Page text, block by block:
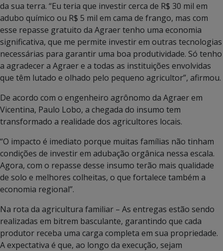
da sua terra. “Eu teria que investir cerca de R$ 30 mil em
adubo químico ou R$ 5 mil em cama de frango, mas com
esse repasse gratuito da Agraer tenho uma economia
significativa, que me permite investir em outras tecnologias
necessárias para garantir uma boa produtividade. Só tenho
a agradecer a Agraer e a todas as instituições envolvidas
que têm lutado e olhado pelo pequeno agricultor”, afirmou.
De acordo com o engenheiro agrônomo da Agraer em
Vicentina, Paulo Lobo, a chegada do insumo tem
transformado a realidade dos agricultores locais.
“O impacto é imediato porque muitas famílias não tinham
condições de investir em adubação orgânica nessa escala.
Agora, com o repasse desse insumo terão mais qualidade
de solo e melhores colheitas, o que fortalece também a
economia regional”.
Na rota da agricultura familiar – As entregas estão sendo
realizadas em bitrem basculante, garantindo que cada
produtor receba uma carga completa em sua propriedade.
A expectativa é que, ao longo da execução, sejam